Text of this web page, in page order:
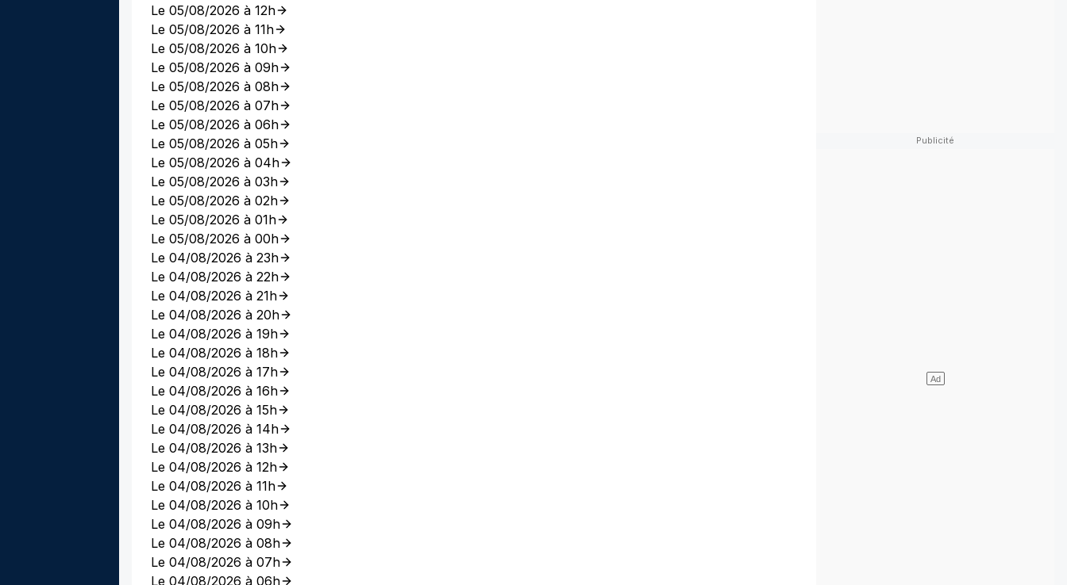
Le 05/08/2026 à 12h
Le 05/08/2026 à 11h
Le 05/08/2026 à 10h
Le 05/08/2026 à 09h
Le 05/08/2026 à 08h
Le 05/08/2026 à 07h
Le 05/08/2026 à 06h
Le 05/08/2026 à 05h
Le 05/08/2026 à 04h
Le 05/08/2026 à 03h
Le 05/08/2026 à 02h
Le 05/08/2026 à 01h
Le 05/08/2026 à 00h
Le 04/08/2026 à 23h
Le 04/08/2026 à 22h
Le 04/08/2026 à 21h
Le 04/08/2026 à 20h
Le 04/08/2026 à 19h
Le 04/08/2026 à 18h
Le 04/08/2026 à 17h
Le 04/08/2026 à 16h
Le 04/08/2026 à 15h
Le 04/08/2026 à 14h
Le 04/08/2026 à 13h
Le 04/08/2026 à 12h
Le 04/08/2026 à 11h
Le 04/08/2026 à 10h
Le 04/08/2026 à 09h
Le 04/08/2026 à 08h
Le 04/08/2026 à 07h
Le 04/08/2026 à 06h